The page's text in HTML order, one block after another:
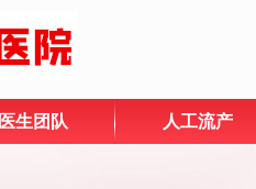
医生团队 人工流产